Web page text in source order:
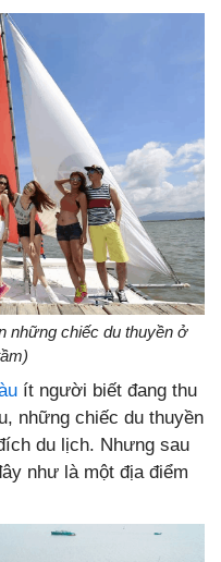
những chiếc du thuyền ở
ít người biết đang thu
những chiếc du thuyền
du lịch. Nhưng sau
như là một địa điểm